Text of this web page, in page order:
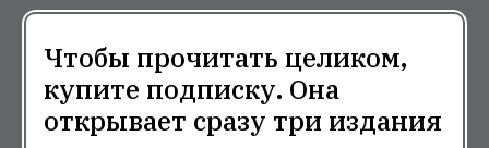
Чтобы прочитать целиком,
купите подписку. Она
открывает сразу три издания